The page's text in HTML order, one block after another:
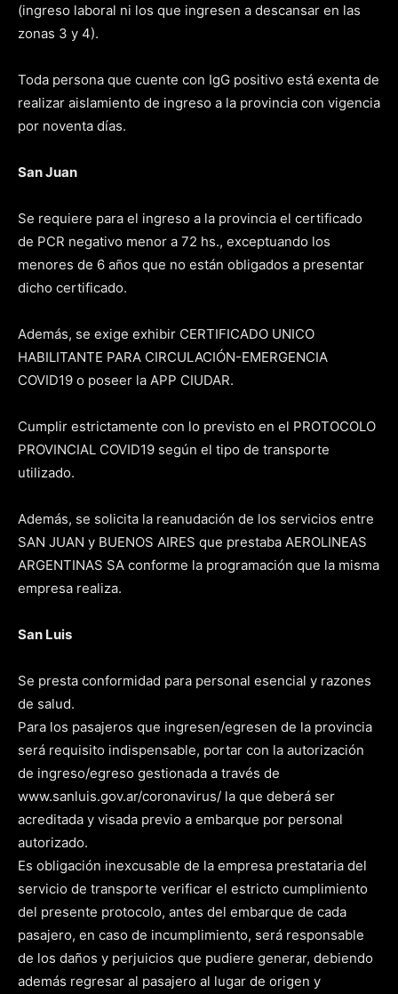
(ingreso laboral ni los que ingresen a descansar en las
zonas 3 y 4).
Toda persona que cuente con IgG positivo está exenta de
realizar aislamiento de ingreso a la provincia con vigencia
por noventa días.
San Juan
Se requiere para el ingreso a la provincia el certificado
de PCR negativo menor a 72 hs., exceptuando los
menores de 6 años que no están obligados a presentar
dicho certificado.
Además, se exige exhibir CERTIFICADO UNICO
HABILITANTE PARA CIRCULACIÓN-EMERGENCIA
COVID19 o poseer la APP CIUDAR.
Cumplir estrictamente con lo previsto en el PROTOCOLO
PROVINCIAL COVID19 según el tipo de transporte
utilizado.
Además, se solicita la reanudación de los servicios entre
SAN JUAN y BUENOS AIRES que prestaba AEROLINEAS
ARGENTINAS SA conforme la programación que la misma
empresa realiza.
San Luis
Se presta conformidad para personal esencial y razones
de salud.
Para los pasajeros que ingresen/egresen de la provincia
será requisito indispensable, portar con la autorización
de ingreso/egreso gestionada a través de
www.sanluis.gov.ar/coronavirus/ la que deberá ser
acreditada y visada previo a embarque por personal
autorizado.
Es obligación inexcusable de la empresa prestataria del
servicio de transporte verificar el estricto cumplimiento
del presente protocolo, antes del embarque de cada
pasajero, en caso de incumplimiento, será responsable
de los daños y perjuicios que pudiere generar, debiendo
además regresar al pasajero al lugar de origen y